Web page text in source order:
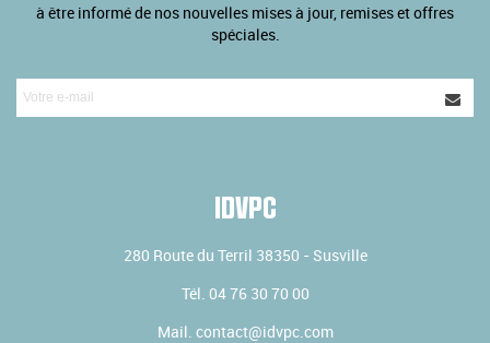
à être informé de nos nouvelles mises à jour, remises et offres
spéciales.
IDVPC
280 Route du Terril 38350 - Susville
Tél. 04 76 30 70 00
Mail. contact@idvpc.com